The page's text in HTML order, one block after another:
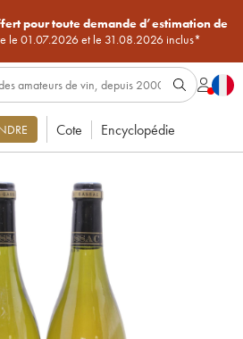
pour toute demande d’estimation de
le 01.07.2026 et le 31.08.2026 inclus*
Cote Encyclopédie